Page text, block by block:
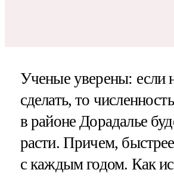
Ученые уверены: если
сделать, то
в районе Дорадалье
расти. Причем,
с каждым годом. Как